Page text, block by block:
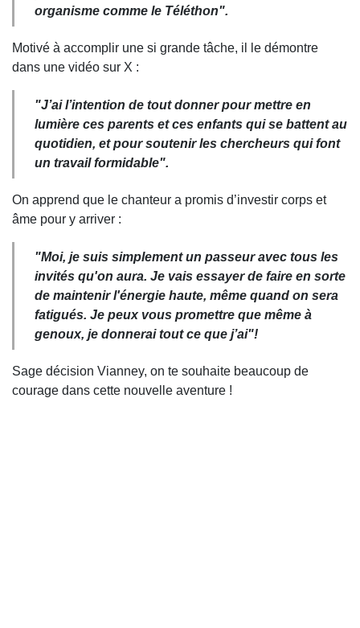
organisme comme le Téléthon".
Motivé à accomplir une si grande tâche, il le démontre
dans une vidéo sur X :
"J’ai l’intention de tout donner pour mettre en
lumière ces parents et ces enfants qui se battent au
quotidien, et pour soutenir les chercheurs qui font
un travail formidable".
On apprend que le chanteur a promis d’investir corps et
âme pour y arriver :
"Moi, je suis simplement un passeur avec tous les
invités qu'on aura. Je vais essayer de faire en sorte
de maintenir l'énergie haute, même quand on sera
fatigués. Je peux vous promettre que même à
genoux, je donnerai tout ce que j’ai"!
Sage décision Vianney, on te souhaite beaucoup de
courage dans cette nouvelle aventure !